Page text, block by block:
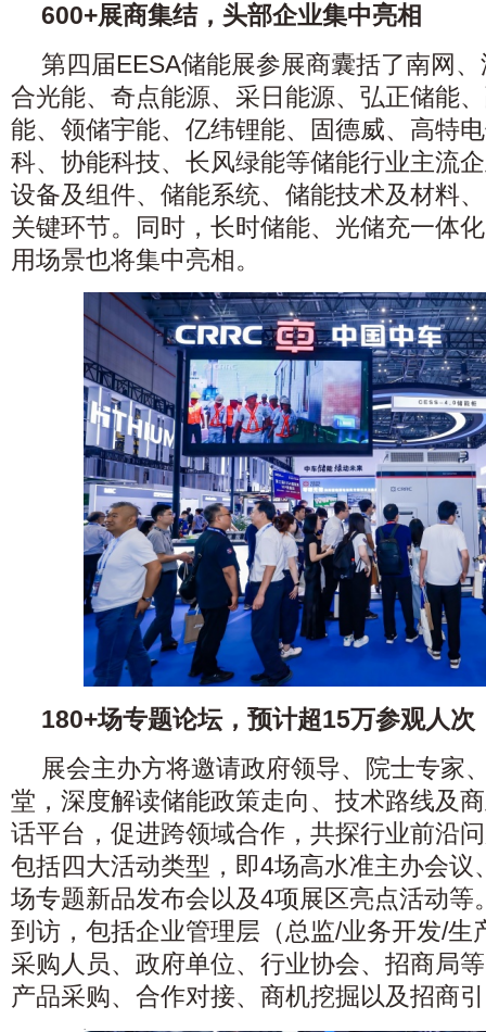
600+展商集结，头部企业集中亮相
第四届EESA储能展参展商囊括了南网
合光能、奇点能源、采日能源、弘正储能
能、领储宇能、亿纬锂能、固德威、高特
科、协能科技、长风绿能等储能行业主流
设备及组件、储能系统、储能技术及材料
关键环节。同时，长时储能、光储充一体
用场景也将集中亮相。
180+场专题论坛，预计超15万参观人次
展会主办方将邀请政府领导、院士专家
堂，深度解读储能政策走向、技术路线及
话平台，促进跨领域合作，共探行业前沿
包括四大活动类型，即4场高水准主办会议
场专题新品发布会以及4项展区亮点活动等
到访，包括企业管理层（总监/业务开发/生
采购人员、政府单位、行业协会、招商局
产品采购、合作对接、商机挖掘以及招商